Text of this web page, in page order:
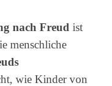
nach Freud ist
menschliche
wie Kinder von